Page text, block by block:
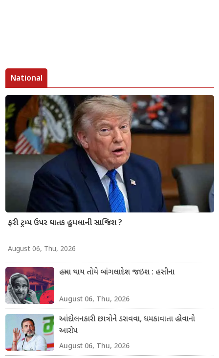
National
ફરી ટ્રમ્પ ઉપર ઘાતક હુમલાની સાજિશ ?
August 06, Thu, 2026
હત્યા થાય તોયે બાંગલાદેશ જઇશ : હસીના
August 06, Thu, 2026
આંદોલનકારી છાત્રોને ડરાવવા, ધમકાવાતા હોવાનો
આરોપ
August 06, Thu, 2026